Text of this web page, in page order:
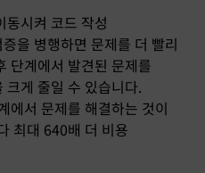
동시켜 코드 작성
을 병행하면 문제를 더 빨리
단계에서 발견된 문제를
크게 줄일 수 있습니다.
에서 문제를 해결하는 것이
최대 640배 더 비용